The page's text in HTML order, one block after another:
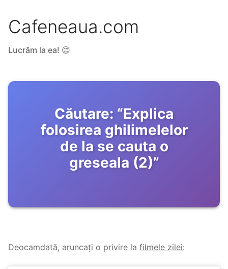
Cafeneaua.com
Lucrăm la ea! 😊
Căutare: “Explica
folosirea ghilimelelor
de la se cauta o
greseala (2)”
Deocamdată, aruncați o privire la filmele zilei: